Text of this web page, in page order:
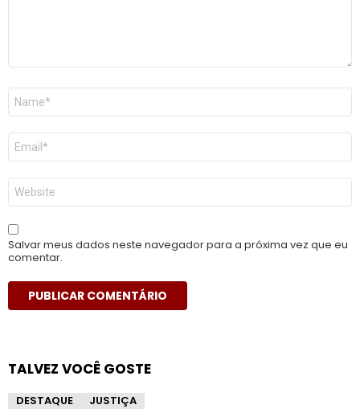
Nome
E-
mail
*
Site
Salvar meus dados neste navegador para a próxima vez que eu
comentar.
TALVEZ VOCÊ GOSTE
DESTAQUE JUSTIÇA